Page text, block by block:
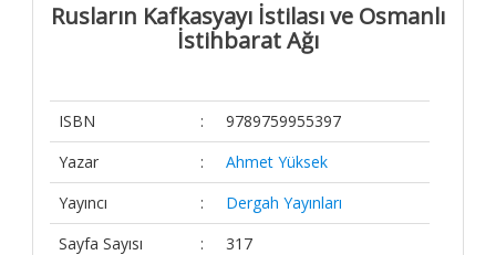
Rusların Kafkasyayı İstilası ve Osmanlı
İstihbarat Ağı
ISBN :
9789759955397
Yazar
:
Ahmet Yüksek
Yayıncı
:
Dergah Yayınları
Sayfa Sayısı
: 317
Yazarlar
Kargo ve
Teslimat
Gizlilik ve
Güvenlik
Sipariş
Koşulları